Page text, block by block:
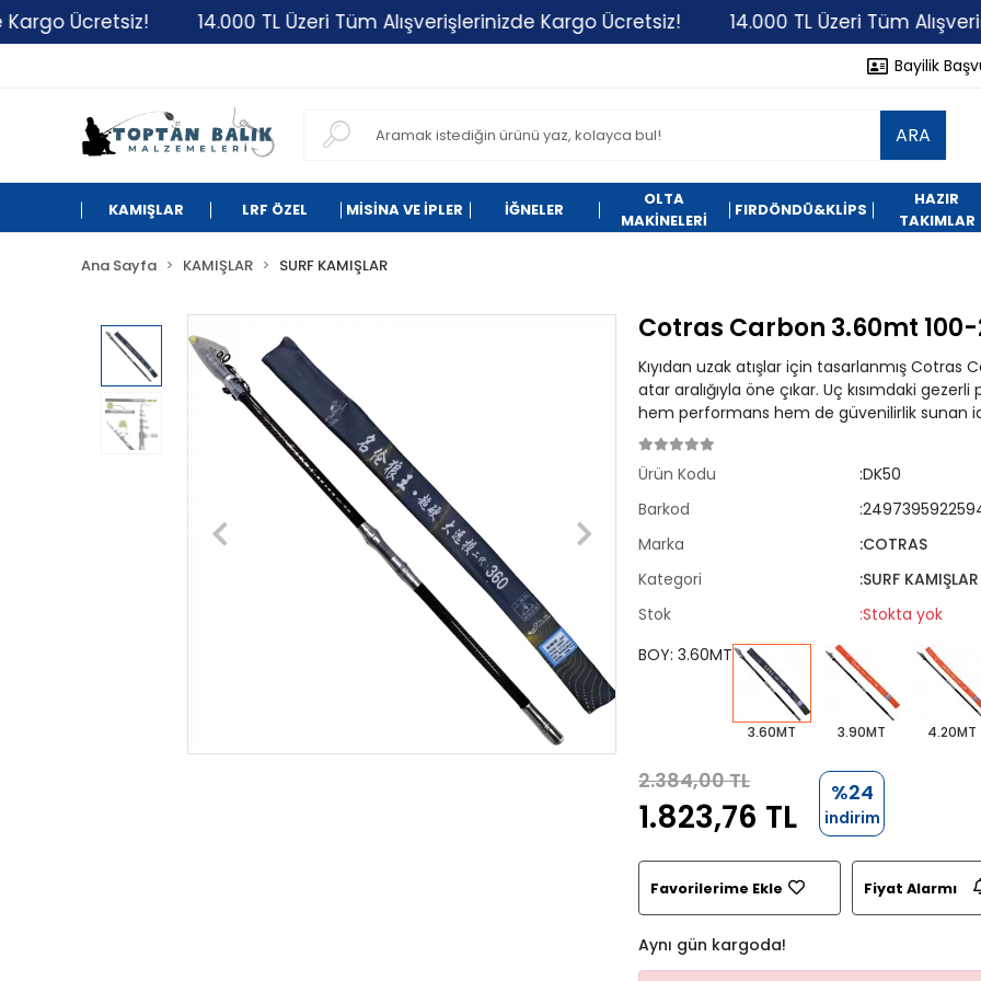
Ücretsiz! 14.000 TL Üzeri Tüm Alışverişlerinizde Kargo Ücretsiz! 14.000 TL Üzeri Tüm
Bayilik
ARA
KAMIŞLAR LRF ÖZEL MİSİNA VE İPLER İĞNELER
OLTA
MAKİNELERİ
FIRDÖNDÜ&KLİPS
HAZIR
TAKIMLAR
Ana Sayfa KAMIŞLAR SURF KAMIŞLAR
Cotras Carbon 3.60mt
Kıyıdan uzak atışlar için tasarlanmış
atar aralığıyla öne çıkar. Uç kısımdaki
hem performans hem de güvenilirlik sunan
Ürün Kodu
:DK50
Barkod
Marka
:COTRAS
Kategori
:SURF KAMIŞLAR
Stok
:Stokta yok
BOY: 3.60MT
3.60MT 3.90MT 4.20MT
2.384,00 TL
1.823,76 TL
%24
indirim
Favorilerime Ekle Fiyat Alarmı
Aynı gün kargoda!